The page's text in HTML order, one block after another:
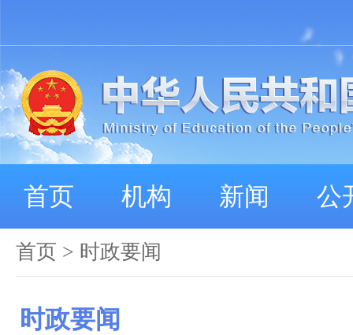
首页 机构 新闻 公
首页 > 时政要闻
时政要闻